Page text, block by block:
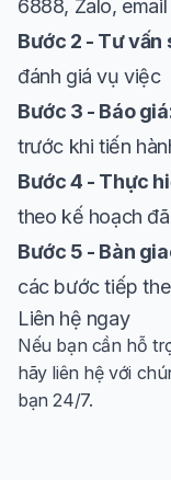
6888, Zalo,
Bước 2 - Tư vấn
đánh giá vụ việc
Bước 3 - Báo
trước khi tiến
Bước 4 - Thực
theo kế hoạch
Bước 5 - Bàn
các bước tiếp
Liên hệ ngay
Nếu bạn cần hỗ
hãy liên hệ với
bạn 24/7.